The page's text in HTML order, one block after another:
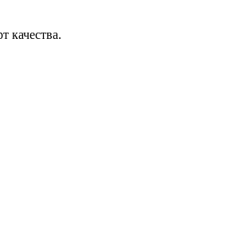
качества.